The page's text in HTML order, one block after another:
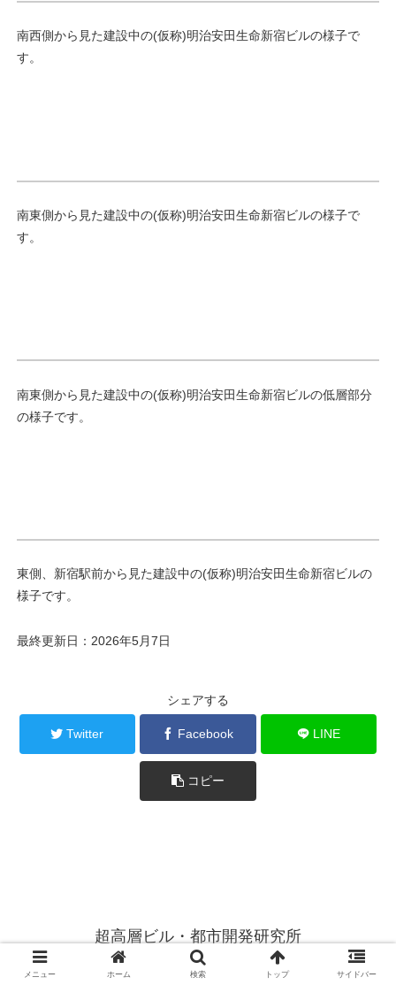
南西側から見た建設中の(仮称)明治安田生命新宿ビルの様子で
す。
南東側から見た建設中の(仮称)明治安田生命新宿ビルの様子で
す。
南東側から見た建設中の(仮称)明治安田生命新宿ビルの低層部分
の様子です。
東側、新宿駅前から見た建設中の(仮称)明治安田生命新宿ビルの
様子です。
最終更新日：2026年5月7日
シェアする
Twitter Facebook LINE
コピー
超高層ビル・都市開発研究所
© 2014 超高層ビル・都市開発研究所.
メニュー ホーム 検索 トップ サイドバー